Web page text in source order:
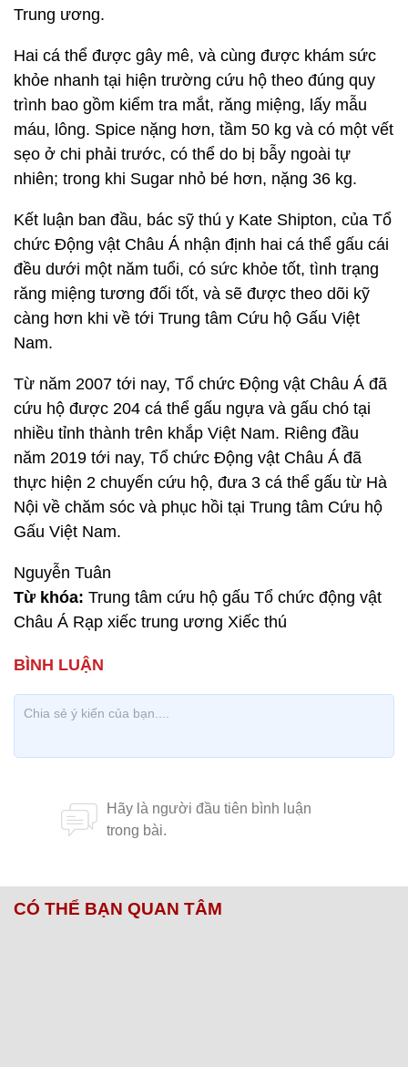
Trung ương.
Hai cá thể được gây mê, và cùng được khám sức
khỏe nhanh tại hiện trường cứu hộ theo đúng quy
trình bao gồm kiểm tra mắt, răng miệng, lấy mẫu
máu, lông. Spice nặng hơn, tầm 50 kg và có một vết
sẹo ở chi phải trước, có thể do bị bẫy ngoài tự
nhiên; trong khi Sugar nhỏ bé hơn, nặng 36 kg.
Kết luận ban đầu, bác sỹ thú y Kate Shipton, của Tổ
chức Động vật Châu Á nhận định hai cá thể gấu cái
đều dưới một năm tuổi, có sức khỏe tốt, tình trạng
răng miệng tương đối tốt, và sẽ được theo dõi kỹ
càng hơn khi về tới Trung tâm Cứu hộ Gấu Việt
Nam.
Từ năm 2007 tới nay, Tổ chức Động vật Châu Á đã
cứu hộ được 204 cá thể gấu ngựa và gấu chó tại
nhiều tỉnh thành trên khắp Việt Nam. Riêng đầu
năm 2019 tới nay, Tổ chức Động vật Châu Á đã
thực hiện 2 chuyến cứu hộ, đưa 3 cá thể gấu từ Hà
Nội về chăm sóc và phục hồi tại Trung tâm Cứu hộ
Gấu Việt Nam.
Nguyễn Tuân
Từ khóa: Trung tâm cứu hộ gấu Tổ chức động vật
Châu Á Rạp xiếc trung ương Xiếc thú
CÓ THỂ BẠN QUAN TÂM